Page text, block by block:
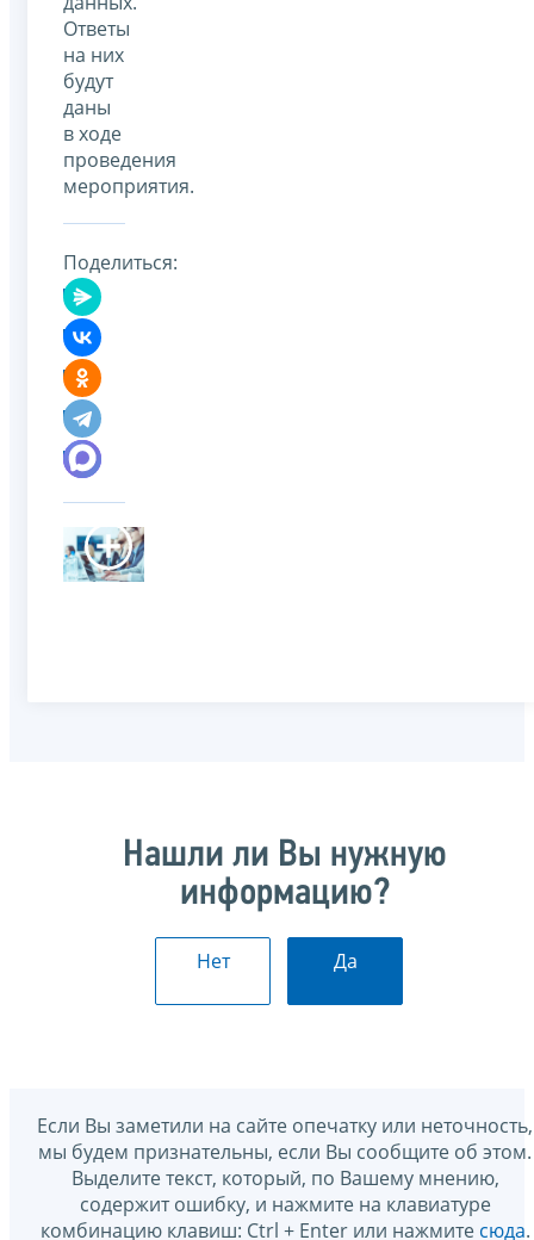
Ответы
на них
будут
даны
в ходе
проведения
мероприятия.
Поделиться:
Нашли ли Вы нужную
информацию?
Нет Да
Если Вы заметили на сайте опечатку или неточность,
мы будем признательны, если Вы сообщите об этом.
Выделите текст, который, по Вашему мнению,
содержит ошибку, и нажмите на клавиатуре
комбинацию клавиш: Ctrl + Enter или нажмите сюда.